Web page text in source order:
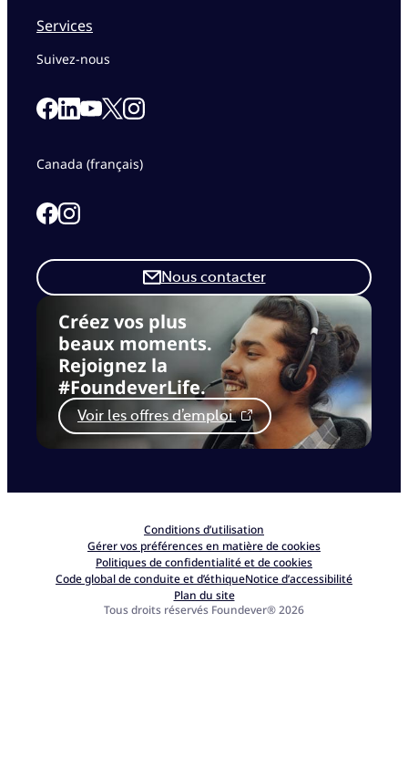
Services
Créez vos plus
beaux moments.
Rejoignez la
#FoundeverLife.
Voir les offres d’emploi
Nous contacter
Suivez-nous
Link to our Facebook page
Link to our Linkedin page
Link to our Youtube page
Link to our X page
Link to our Instagram page
Canada (français)
Link to our Facebook page
Link to our Instagram page
Conditions d’utilisation
Gérer vos préférences en matière de cookies
Politiques de confidentialité et de cookies
Code global de conduite et d’éthiqueNotice d’accessibilité
Plan du site
Tous droits réservés Foundever® 2026